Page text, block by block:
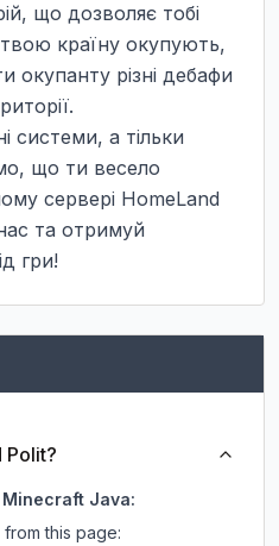
що дозволяє тобі
країну окупують,
окупанту різні дебафи
системи, а тільки
що ти весело
сервері HomeLand
та отримуй
гри!
Polit?
Minecraft Java:
this page: